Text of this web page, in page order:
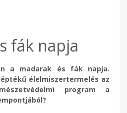
fák napja
a madarak és fák napja.
élelmiszertermelés az
program a